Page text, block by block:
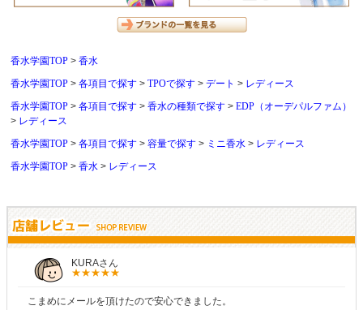
香水学園TOP
香水
香水学園TOP
各項目で探す TPOで探す デート
レディース
香水学園TOP
各項目で探す 香水の種類で探す
EDP（オーデパルファム）
レディース
香水学園TOP
各項目で探す 容量で探す ミニ香水
レディース
香水学園TOP
香水 レディース
しらすさん
商品が早く届いたのでよかったです。また利用させてもらいます！